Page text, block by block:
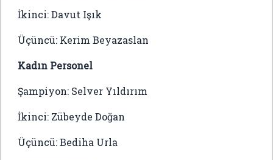
İkinci: Davut Işık
Üçüncü: Kerim Beyazaslan
Kadın Personel
Şampiyon: Selver Yıldırım
İkinci: Zübeyde Doğan
Üçüncü: Bediha Urla